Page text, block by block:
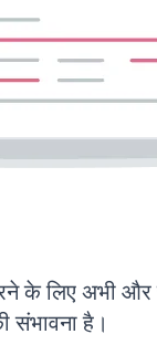
के लिए अभी
संभावना है।